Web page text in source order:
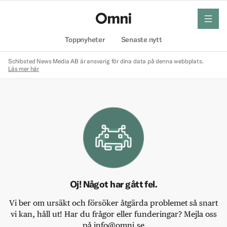
Toppnyheter Senaste nytt
meny
Schibsted News Media AB är ansvarig för dina data på denna webbplats.
Läs mer här
Oj! Något har gått fel.
Vi ber om ursäkt och försöker åtgärda problemet så snart
vi kan, håll ut! Har du frågor eller funderingar? Mejla oss